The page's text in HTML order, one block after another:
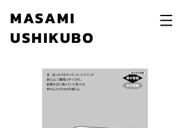
MASAMI
USHIKUBO